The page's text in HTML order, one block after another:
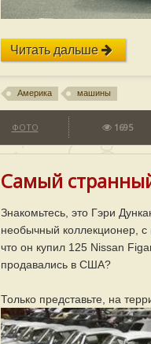
Читать дальше
Америка машины
ФОТО 1695
Самый
Знакомьтесь, это Гэри
необычный коллекционер,
что он купил 125 Nissan
продавались в США?
Только представьте, на